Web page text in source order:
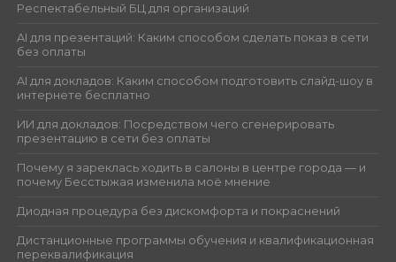
Респектабельный БЦ для организаций
AI для презентаций: Каким способом сделать показ в сети
без оплаты
AI для докладов: Каким способом подготовить слайд-шоу в
интернете бесплатно
ИИ для докладов: Посредством чего сгенерировать
презентацию в сети без оплаты
Почему я зареклась ходить в салоны в центре города — и
почему Бесстыжая изменила моё мнение
Диодная процедура без дискомфорта и покраснений
Дистанционные программы обучения и квалификационная
переквалификация